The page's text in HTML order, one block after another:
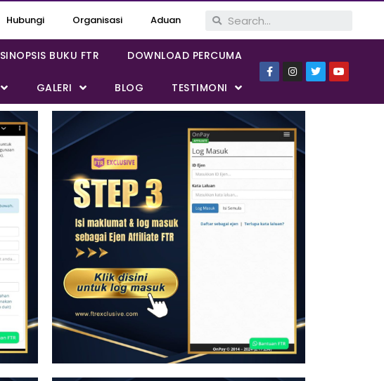
Hubungi Organisasi Aduan
SINOPSIS BUKU FTR DOWNLOAD PERCUMA
GALERI BLOG TESTIMONI